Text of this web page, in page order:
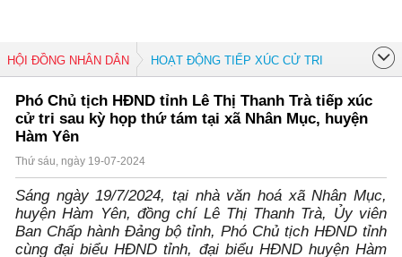
HỘI ĐỒNG NHÂN DÂN HOẠT ĐỘNG TIẾP XÚC CỬ TRI
Phó Chủ tịch HĐND tỉnh Lê Thị Thanh Trà tiếp xúc
cử tri sau kỳ họp thứ tám tại xã Nhân Mục, huyện
Hàm Yên
Thứ sáu, ngày 19-07-2024
Sáng ngày 19/7/2024, tại nhà văn hoá xã Nhân Mục,
huyện Hàm Yên, đồng chí Lê Thị Thanh Trà, Ủy viên
Ban Chấp hành Đảng bộ tỉnh, Phó Chủ tịch HĐND tỉnh
cùng đại biểu HĐND tỉnh, đại biểu HĐND huyện Hàm